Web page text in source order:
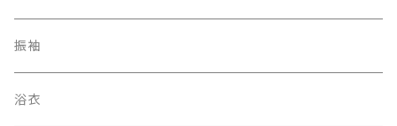
紬
色無地
袋帯
名古屋帯
振袖
浴衣